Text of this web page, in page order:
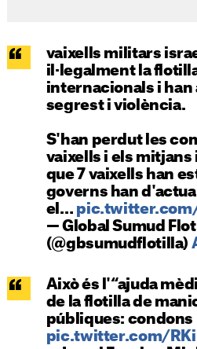
vaixells militars
il·legalment la
internacionals i han
segrest i violència.
S'han perdut les
vaixells i els
que 7 vaixells han
governs han
el…
— Global Sumud
(@gbsumudflotilla)
Això és l'“ajuda
de la flotilla de
públiques: condons
pic.twitter.com/